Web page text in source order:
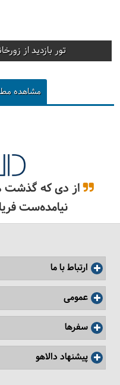
تور بازدید از
مشاهده
از دی که گذشت
نیامده‌ست
ارتباط با ما
عمومی
سفرها
پیشنهاد دالاهو